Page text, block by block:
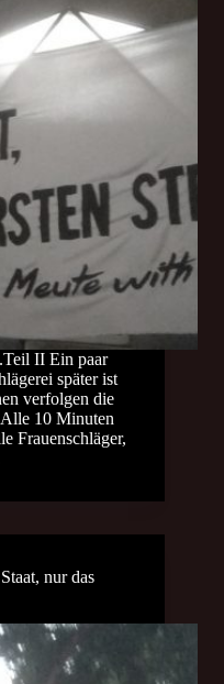
II Ein paar
später ist
verfolgen die
10 Minuten
Frauenschläger,
nur das